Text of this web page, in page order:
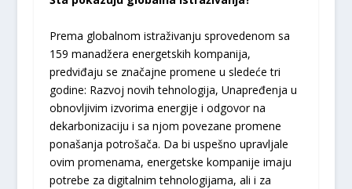
Prema globalnom istraživanju sprovedenom sa
159 manadžera energetskih kompanija,
predviđaju se značajne promene u sledeće tri
godine: Razvoj novih tehnologija, Unapređenja u
obnovljivim izvorima energije i odgovor na
dekarbonizaciju i sa njom povezane promene
ponašanja potrošača. Da bi uspešno upravljale
ovim promenama, energetske kompanije imaju
potrebe za digitalnim tehnologijama, ali i za